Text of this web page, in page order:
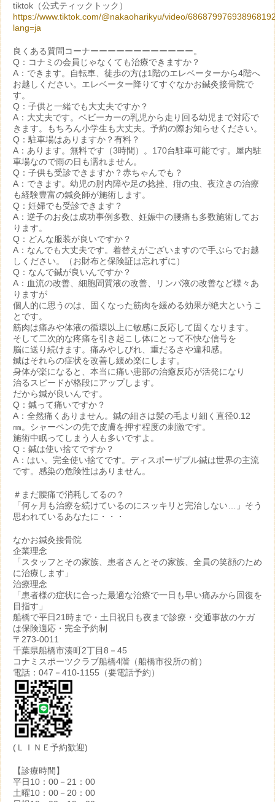
tiktok（公式ティックトック）
https://www.tiktok.com/@nakaoharikyu/video/
lang=ja
良くある質問コーナーーーーーーーーーーーー。
Q：コナミの会員じゃなくても治療できますか？
A：できます。自転車、徒歩の方は1階のエレベーターから4階へ
お越しください。エレベーター降りてすぐなかお鍼灸接骨院で
す。
Q：子供と一緒でも大丈夫ですか？
A：大丈夫です。ベビーカーの乳児から走り回る幼児まで対応で
きます。もちろん小学生も大丈夫。予約の際お知らせください。
Q：駐車場はありますか？有料？
A：あります。無料です（3時間）。170台駐車可能です。屋内駐
車場なので雨の日も濡れません。
Q：子供も受診できますか？赤ちゃんでも？
A：できます。幼児の肘内障や足の捻挫、疳の虫、夜泣きの治療
も経験豊富の鍼灸師が施術します。
Q：妊婦でも受診できます？
A：逆子のお灸は成功事例多数、妊娠中の腰痛も多数施術してお
ります。
Q：どんな服装が良いですか？
A：なんでも大丈夫です。着替えがございますので手ぶらでお越
しください。（お財布と保険証は忘れずに）
Q：なんで鍼が良いんですか？
A：血流の改善、細胞間質液の改善、リンパ液の改善など様々あ
りますが
個人的に思うのは、固くなった筋肉を緩める効果が絶大というこ
とです。
筋肉は痛みや体液の循環以上に敏感に反応して固くなります。
そして二次的な疼痛を引き起こし体にとって不快な信号を
脳に送り続けます。痛みやしびれ、重だるさや違和感。
鍼はそれらの症状を改善し緩め楽にします。
身体が楽になると、本当に痛い患部の治癒反応が活発になり
治るスピードが格段にアップします。
だから鍼が良いんです。
Q：鍼って痛いですか？
A：全然痛くありません。鍼の細さは髪の毛より細く直径0.12
㎜。シャーペンの先で皮膚を押す程度の刺激です。
施術中眠ってしまう人も多いですよ。
Q：鍼は使い捨てですか？
A：はい。完全使い捨てです。ディスポーザブル鍼は世界の主流
です。感染の危険性はありません。
＃まだ腰痛で消耗してるの？
「何ヶ月も治療を続けているのにスッキリと完治しない…」そう
思われているあなたに・・・
なかお鍼灸接骨院
企業理念
「スタッフとその家族、患者さんとその家族、全員の笑顔のため
に治療します」
治療理念
「患者様の症状に合った最適な治療で一日も早い痛みから回復を
目指す」
船橋で平日21時まで・土日祝日も夜まで診療・交通事故のケガ
は保険適応・完全予約制
〒273-0011
千葉県船橋市湊町2丁目8－45
コナミスポーツクラブ船橋4階（船橋市役所の前）
電話：047－410-1155（要電話予約）
(ＬＩＮＥ予約歓迎)
【診療時間】
平日10：00－21：00
土曜10：00－20：00